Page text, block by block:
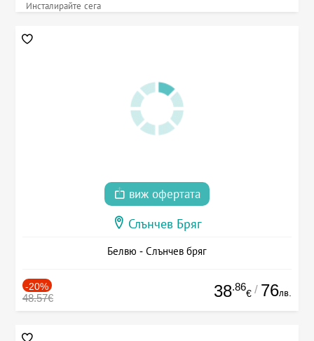
Инсталирайте сега
виж офертата
Слънчев Бряг
Белвю - Слънчев бряг
-20%
48.57€ 38.86
€ / 76лв.